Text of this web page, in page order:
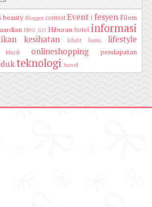
beauty Blogger contestEvent f fesyen Filem
HBO GO Hiburan hotel informasi
kesihatan kilafit kurus lifestyle
Muzik onlineshopping pendapatan
teknologi travel